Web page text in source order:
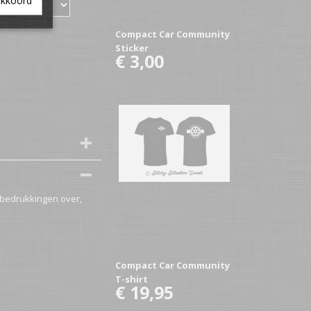
over,
Compact Car Community
Sticker
€ 3,00
Compact Car Community
T-shirt
€ 19,95